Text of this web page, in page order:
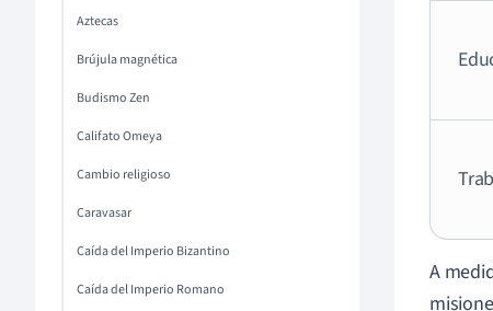
Aztecas
Brújula magnética
Budismo Zen
Califato Omeya
Cambio religioso
Caravasar
Caída del Imperio Bizantino
Caída del Imperio Romano
A